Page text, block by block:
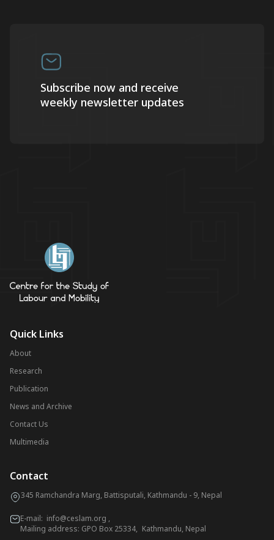
Subscribe now and receive
weekly newsletter updates
Quick Links
About
Research
Publication
News and Archive
Contact Us
Multimedia
Contact
345 Ramchandra Marg, Battisputali, Kathmandu - 9, Nepal
E-mail: info@ceslam.org ,
Mailing address: GPO Box 25334, Kathmandu, Nepal